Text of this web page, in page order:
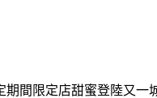
間限定店甜蜜登陸又